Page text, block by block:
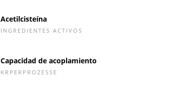
Acetilcisteína
INGREDIENTES ACTIVOS
Capacidad de acoplamiento
KRPERPROZESSE